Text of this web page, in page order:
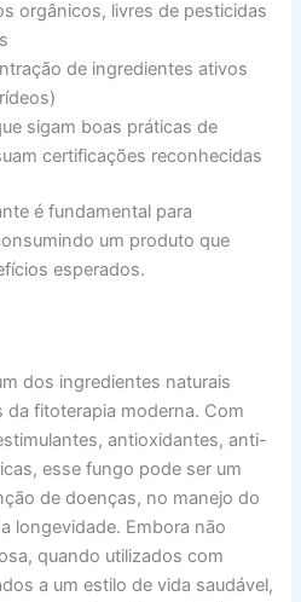
orgânicos, livres de pesticidas
de ingredientes ativos
sigam boas práticas de
certificações reconhecidas
é fundamental para
um produto que
esperados.
dos ingredientes naturais
fitoterapia moderna. Com
antioxidantes, anti-
esse fungo pode ser um
de doenças, no manejo do
longevidade. Embora não
quando utilizados com
a um estilo de vida saudável,